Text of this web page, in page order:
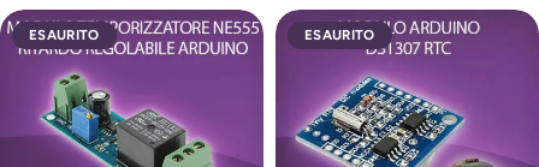
ESAURITO ESAURITO